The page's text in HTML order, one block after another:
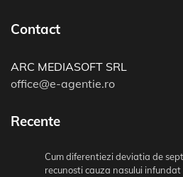
Contact
ARC MEDIASOFT SRL
office@e-agentie.ro
Recente
Cum diferentiezi deviatia de
recunosti cauza nasului infundat